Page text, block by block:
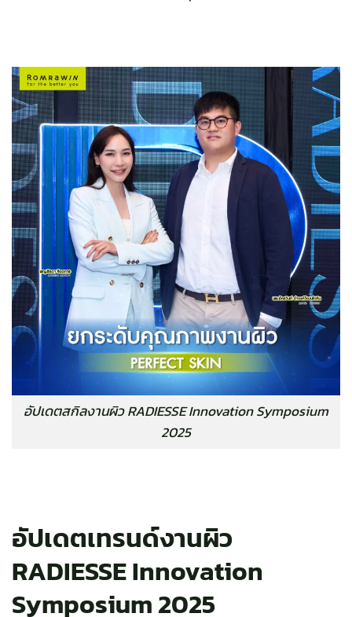
อัปเดตสกิลงานผิว RADIESSE Innovation Symposium
2025
อัปเดตเทรนด์งานผิว
RADIESSE Innovation
Symposium 2025